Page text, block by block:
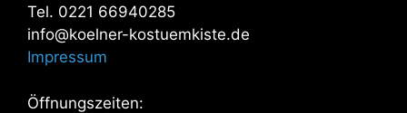
Tel. 0221 66940285
info@koelner-kostuemkiste.de
Impressum
Öffnungszeiten: